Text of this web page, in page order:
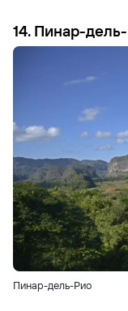
14. Пинар-
Пинар-дель-Рио